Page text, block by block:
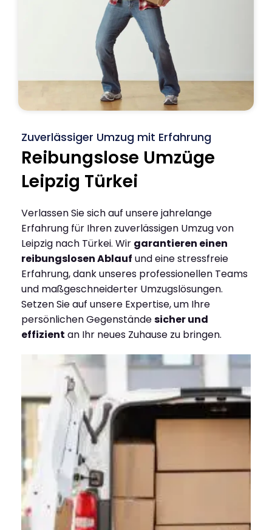
Zuverlässiger Umzug mit Erfahrung
Reibungslose Umzüge
Leipzig Türkei
Verlassen Sie sich auf unsere jahrelange
Erfahrung für Ihren zuverlässigen Umzug von
Leipzig nach Türkei. Wir garantieren einen
reibungslosen Ablauf und eine stressfreie
Erfahrung, dank unseres professionellen Teams
und maßgeschneiderter Umzugslösungen.
Setzen Sie auf unsere Expertise, um Ihre
persönlichen Gegenständesicher und
effizient an Ihr neues Zuhause zu bringen.